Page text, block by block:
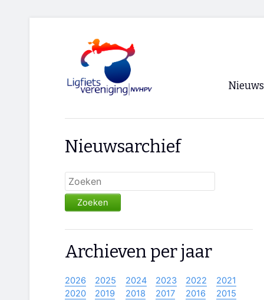
Nieuws
Nieuwsarchief
Zoeken
Archieven per jaar
2026 2025 2024 2023 2022
2021
2020
2019 2018 2017 2016
2015